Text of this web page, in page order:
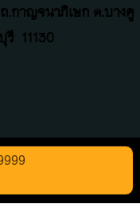
.กาญจนาภิเษก ต.บางคู
รี 11130